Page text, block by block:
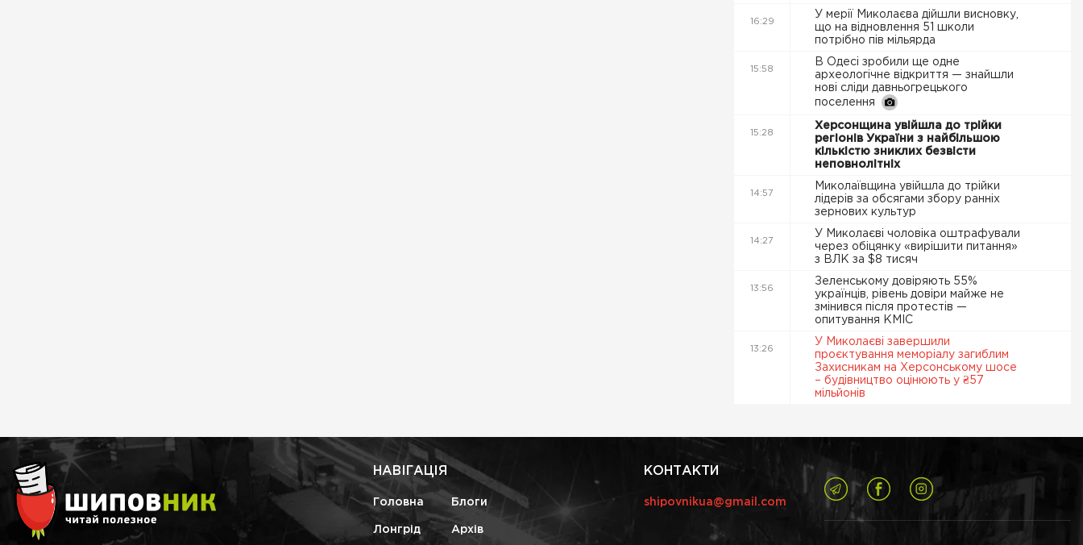
16:29
У мерії Миколаєва дійшли висновку,
що на відновлення 51 школи
потрібно пів мільярда
15:58
В Одесі зробили ще одне
археологічне відкриття — знайшли
нові сліди давньогрецького
поселення
15:28
Херсонщина увійшла до трійки
регіонів України з найбільшою
кількістю зниклих безвісти
неповнолітніх
14:57
Миколаївщина увійшла до трійки
лідерів за обсягами збору ранніх
зернових культур
14:27
У Миколаєві чоловіка оштрафували
через обіцянку «вирішити питання»
з ВЛК за $8 тисяч
13:56
Зеленському довіряють 55%
українців, рівень довіри майже не
змінився після протестів —
опитування КМІС
13:26
У Миколаєві завершили
проєктування меморіалу загиблим
Захисникам на Херсонському шосе
– будівництво оцінюють у ₴57
мільйонів
НАВІГАЦІЯ
Головна Блоги
Лонгрід Архів
КОНТАКТИ
shipovnikua@gmail.com